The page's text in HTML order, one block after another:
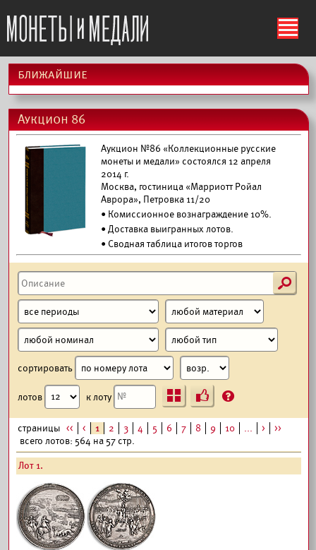
ś
ближайшие
Аукцион 86
Аукцион №86 «Коллекционные русские
монеты и медали» состоялся 12 апреля
2014 г.
Москва, гостиница «Марриотт Ройал
Аврора», Петровка 11/20
• Комиссионное вознаграждение 10%.
• Доставка выигранных лотов.
• Сводная таблица итогов торгов
s
сортировать
лотов к лоту Ъ ?
страницы << < 1 2 3 4 5 6 7 8 9 10 ... >
>>
всего лотов: 564 на 57 стр.
Лот 1.